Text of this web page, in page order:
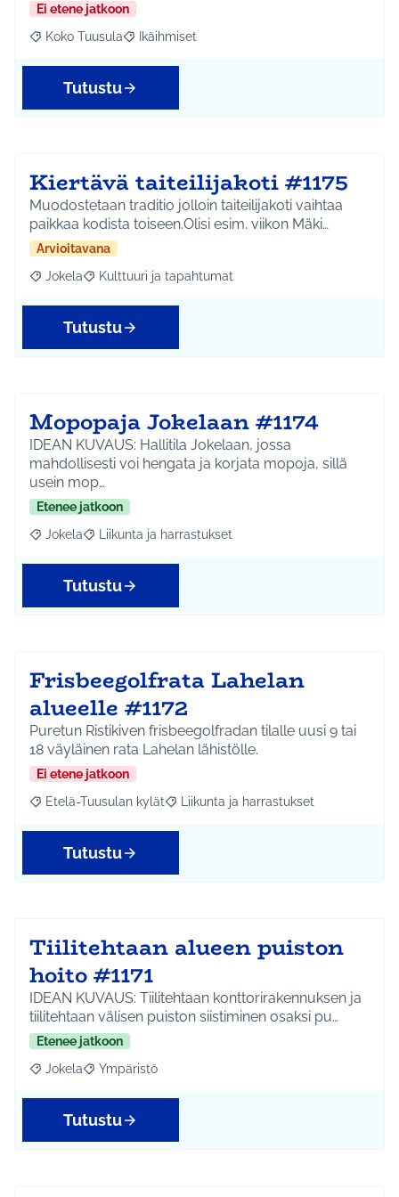
Ei etene jatkoon
Rajaa tulokset aihepiirin mukaan: Koko Tuusula
Koko Tuusula Rajaa tulokset teeman mukaan: Ikäihmiset
Ikäihmiset
Tutustu
Kiertävä taiteilijakoti #1175
Muodostetaan traditio jolloin taiteilijakoti vaihtaa
paikkaa kodista toiseen.Olisi esim. viikon Mäki…
Arvioitavana
Rajaa tulokset aihepiirin mukaan: Jokela
Jokela Rajaa tulokset teeman mukaan: Kulttuuri ja
Kulttuuri ja tapahtumat
Tutustu
Mopopaja Jokelaan #1174
IDEAN KUVAUS: Hallitila Jokelaan, jossa
mahdollisesti voi hengata ja korjata mopoja, sillä
usein mop…
Etenee jatkoon
Rajaa tulokset aihepiirin mukaan: Jokela
Jokela Rajaa tulokset teeman mukaan: Liikunta ja
Liikunta ja harrastukset
Tutustu
Frisbeegolfrata Lahelan
alueelle #1172
Puretun Ristikiven frisbeegolfradan tilalle uusi 9 tai
18 väyläinen rata Lahelan lähistölle.
Ei etene jatkoon
Rajaa tulokset aihepiirin mukaan: Etelä-Tuusulan kylät
Etelä-Tuusulan kylät Rajaa tulokset teeman mukaan:
Liikunta ja harrastukset
Tutustu
Tiilitehtaan alueen puiston
hoito #1171
IDEAN KUVAUS: Tiilitehtaan konttorirakennuksen ja
tiilitehtaan välisen puiston siistiminen osaksi pu…
Etenee jatkoon
Rajaa tulokset aihepiirin mukaan: Jokela
Jokela Rajaa tulokset teeman mukaan: Ympäristö
Ympäristö
Tutustu